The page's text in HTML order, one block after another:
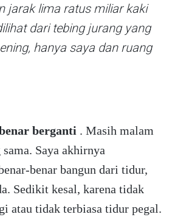
jarak lima ratus miliar kaki
dari tebing jurang yang
hanya saya dan ruang
berganti . Masih malam
Saya akhirnya
benar bangun dari tidur,
Sedikit kesal, karena tidak
atau tidak terbiasa tidur pegal.